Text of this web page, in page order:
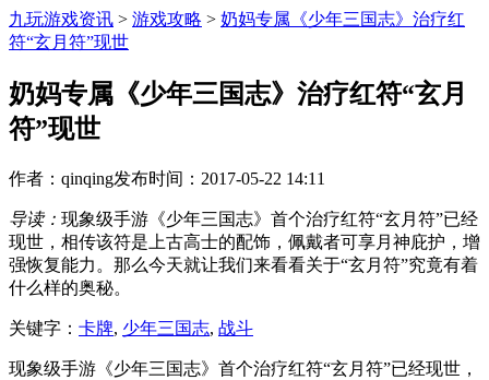
九玩游戏资讯 > 游戏攻略 > 奶妈专属《少年三国志》治疗红
符“玄月符”现世
奶妈专属《少年三国志》治疗红符“玄月
符”现世
作者：qinqing发布时间：2017-05-22 14:11
导读： 现象级手游《少年三国志》首个治疗红符“玄月符”已经
现世，相传该符是上古高士的配饰，佩戴者可享月神庇护，增
强恢复能力。那么今天就让我们来看看关于“玄月符”究竟有着
什么样的奥秘。
关键字： 卡牌, 少年三国志, 战斗
现象级手游《少年三国志》首个治疗红符“玄月符”已经现世，